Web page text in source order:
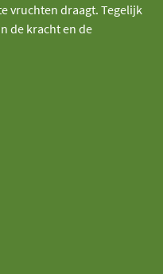
vruchten draagt. Tegelijk
de kracht en de